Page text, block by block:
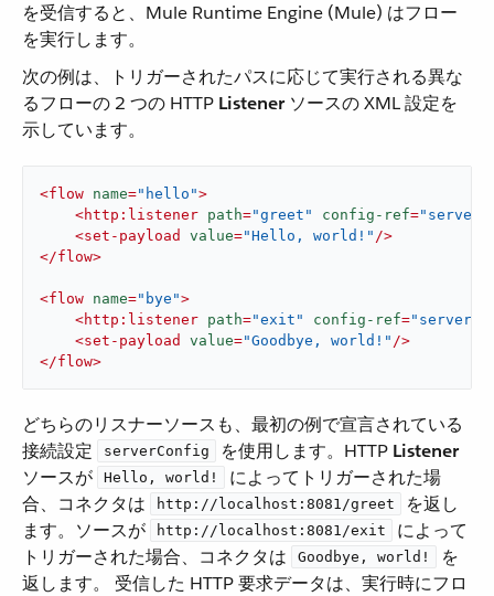
を受信すると、Mule Runtime Engine (Mule) はフロー
を実行します。
次の例は、トリガーされたパスに応じて実行される異な
るフローの 2 つの HTTP ​ Listener​ ソースの XML 設定を
示しています。
<flow name="hello">
<http:listener path="greet" config-ref=
<set-payload value="Hello, world!" />
</flow>
<flow name="bye">
<http:listener path="exit" config-ref=
<set-payload value="Goodbye, world!" />
</flow>
どちらのリスナーソースも、最初の例で宣言されている
接続設定 ​
serverConfig ​ を使用します。HTTP ​ Listener
ソースが ​
Hello, world!
​ によってトリガーされた場
合、コネクタは ​
http://localhost:8081/greet
​ を返し
ます。ソースが ​
http://localhost:8081/exit
​ によって
トリガーされた場合、コネクタは ​
Goodbye, world!
​ を
返します。 受信した HTTP 要求データは、実行時にフロ